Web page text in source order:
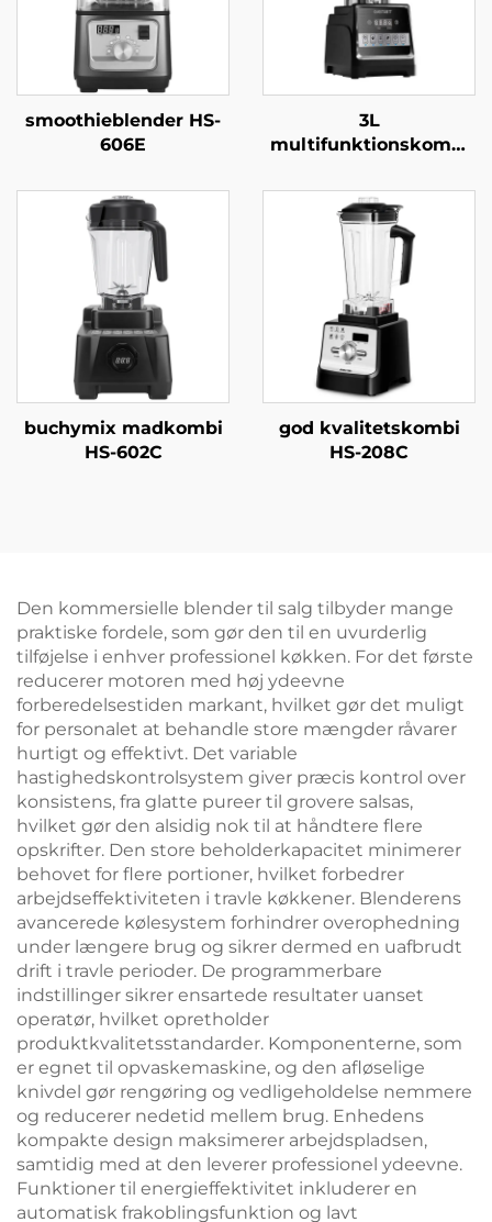
smoothieblender HS-
606E
3L
multifunktionskombi
buchymix madkombi
HS-602C
god kvalitetskombi
HS-208C
Den kommersielle blender til salg tilbyder mange
praktiske fordele, som gør den til en uvurderlig
tilføjelse i enhver professionel køkken. For det første
reducerer motoren med høj ydeevne
forberedelsestiden markant, hvilket gør det muligt
for personalet at behandle store mængder råvarer
hurtigt og effektivt. Det variable
hastighedskontrolsystem giver præcis kontrol over
konsistens, fra glatte pureer til grovere salsas,
hvilket gør den alsidig nok til at håndtere flere
opskrifter. Den store beholderkapacitet minimerer
behovet for flere portioner, hvilket forbedrer
arbejdseffektiviteten i travle køkkener. Blenderens
avancerede kølesystem forhindrer overophedning
under længere brug og sikrer dermed en uafbrudt
drift i travle perioder. De programmerbare
indstillinger sikrer ensartede resultater uanset
operatør, hvilket opretholder
produktkvalitetsstandarder. Komponenterne, som
er egnet til opvaskemaskine, og den afløselige
knivdel gør rengøring og vedligeholdelse nemmere
og reducerer nedetid mellem brug. Enhedens
kompakte design maksimerer arbejdspladsen,
samtidig med at den leverer professionel ydeevne.
Funktioner til energieffektivitet inkluderer en
automatisk frakoblingsfunktion og lavt